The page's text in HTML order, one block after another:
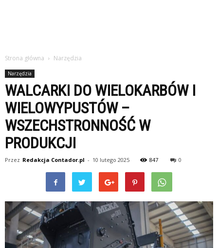
Strona główna Narzędzia
Narzędzia
WALCARKI DO WIELOKARBÓW I
WIELOWYPUSTÓW –
WSZECHSTRONNOŚĆ W
PRODUKCJI
Przez Redakcja Contador.pl - 10 lutego 2025 847 0